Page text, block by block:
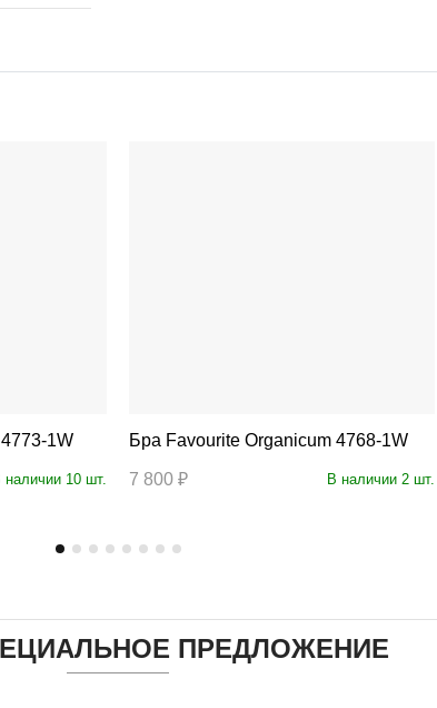
4773-1W
наличии 10 шт.
Бра Favourite Organicum 4768-1W
7 800 ₽ В наличии 2 шт.
ПРЕДЛОЖЕНИЕ